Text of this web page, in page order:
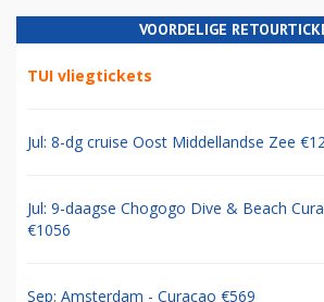
VOORDELIGE
TUI vliegtickets
Jul: 8-dg cruise Oost Middellandse Zee
Jul: 9-daagse Chogogo Dive & Beach
€1056
Sep: Amsterdam - Curacao €569